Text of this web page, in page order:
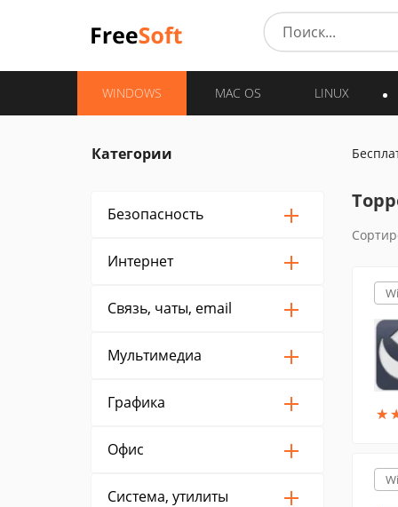
WINDOWS MAC OS LINUX
Категории
Безопасность
Интернет
Связь, чаты, email
Мультимедиа
Графика
Офис
Система, утилиты
★
★